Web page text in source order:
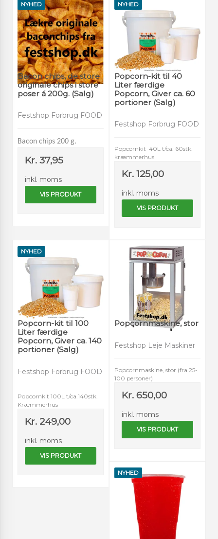
NYHED
Bacon chips, de store
originale chips i store
poser á 200g. (Salg)
Festshop Forbrug FOOD
Bacon chips 200 g.
Kr. 37,95
inkl. moms
VIS PRODUKT
NYHED
Popcorn-kit til 40
Liter færdige
Popcorn, Giver ca. 60
portioner (Salg)
Festshop Forbrug FOOD
Popcornkit 40L t/ca. 60stk.
kræmmerhus
Kr. 125,00
inkl. moms
VIS PRODUKT
NYHED
Popcorn-kit til 100
Liter færdige
Popcorn, Giver ca. 140
portioner (Salg)
Festshop Forbrug FOOD
Popcornkit 100L t/ca.140stk.
Kræmmerhus
Kr. 249,00
inkl. moms
VIS PRODUKT
Popcornmaskine, stor
Festshop Leje Maskiner
Popcornmaskine, stor (fra 25-
100 personer)
Kr. 650,00
inkl. moms
VIS PRODUKT
NYHED